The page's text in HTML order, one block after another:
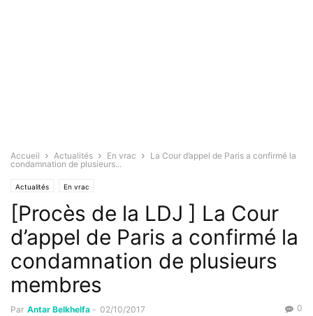
Accueil Actualités En vrac
La Cour d’appel de Paris a confirmé la
condamnation de plusieurs...
Actualités En vrac
[Procès de la LDJ ] La Cour
d’appel de Paris a confirmé la
condamnation de plusieurs
membres
Par Antar Belkhelfa - 02/10/2017 0